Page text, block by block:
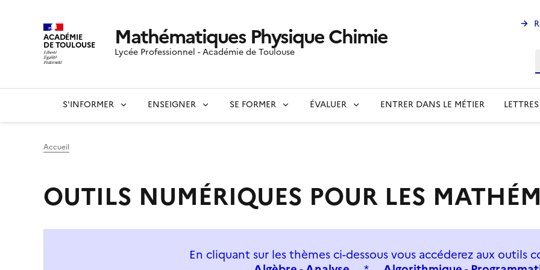
ACADÉMIE
DE TOULOUSE Mathématiques Physique Chimie
Lycée Professionnel - Académie de Toulouse
S'INFORMER ENSEIGNER SE FORMER ÉVALUER ENTRER DANS LE MÉTIER
Accueil
OUTILS NUMÉRIQUES POUR LES
En cliquant sur les thèmes ci-dessous vous accéderez aux outils